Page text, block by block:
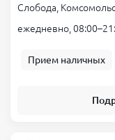
Слобода,
ежедневно,
Прием наличных